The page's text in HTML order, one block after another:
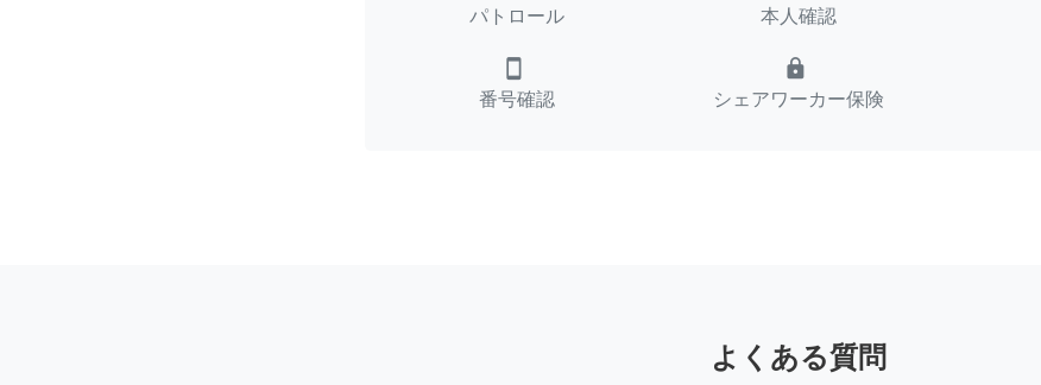
パトロール 本人確認
smartphone
番号確認
lock
シェアワーカー保険
よくある質問